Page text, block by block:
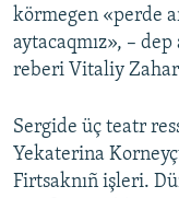
Українською
QOŞULIÑIZ!
RFE/RS bütün
körmegen «perde
aytacaqmız», –
reberi Vitaliy
Sergide üç teatr
Yekaterina
Firtsaknıñ işleri.